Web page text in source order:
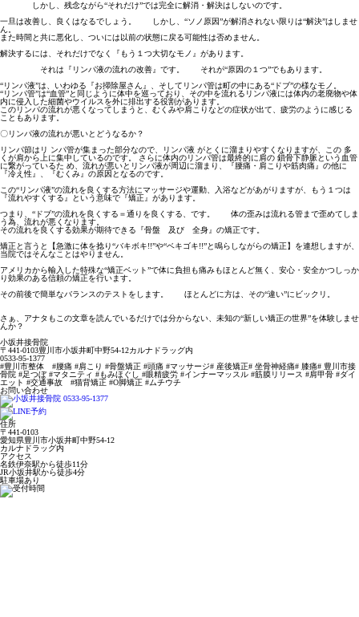
しかし、残念ながら“それだけ”では完全に解消・解決はしないのです。
一旦は改善し、良くはなるでしょう。 しかし、“ソノ原因”が解消されない限りは“解決”はしませ
ん。
また時間と共に悪化し、ついには以前の状態に戻る可能性は否めません。
解決するには、それだけでなく『もう１つ大切なモノ』があります。
それは『リンパ液の流れの改善』です。 それが“原因の１つ”でもあります。
“リンパ液”は、いわゆる『お掃除屋さん』、そしてリンパ管は町の中にある“ドブ”の様なモノ。
“リンパ管”は“血管”と同じように体中を巡っており、その中を流れるリンパ液には体内の老廃物や体
内に侵入した細菌やウイルスを外に排出する役割があります。
このリンパの流れが悪くなってしまうと、むくみや肩こりなどの症状が出て、疲労のように感じる
こともあります。
〇リンパ液の流れが悪いとどうなるか？
リンパ節はリ ンパ管が集まった部分なので、リンパ液 がとくに溜まりやすくなりますが、この 多
くが肩から上に集中しているのです。 さらに体内のリンパ管は最終的に肩の 鎖骨下静脈という血管
に繋がっているた め、流れが悪いとリンパ液が周辺に溜まり、『腰痛・肩こりや筋肉痛』の他に
『冷え性』、『むくみ』の原因となるのです。
この“リンパ液”の流れを良くする方法にマッサージや運動、入浴などがあがりますが、もう１つは
『流れやすくする』という意味で『矯正』があります。
つまり、“ドブ”の流れを良くする＝通りを良くする、です。 体の歪みは流れる管まで歪めてしま
う為、流れが悪くなります。
その流れを良くする効果が期待できる『骨盤 及び 全身』の矯正です。
矯正と言うと【急激に体を捻り“バキボキ!!”や“ベキゴキ!!”と鳴らしながらの矯正】を連想しますが、
当院ではそんなことはやりません。
アメリカから輸入した特殊な“矯正ベット”で体に負担も痛みもほとんど無く、安心・安全かつしっか
り効果のある信頼の矯正を行います。
その前後で簡単なバランスのテストをします。 ほとんどに方は、その“違い”にビックリ。
さぁ、アナタもこの文章を読んでいるだけでは分からない、未知の“新しい矯正の世界”を体験しませ
んか？
小坂井接骨院
〒441-0103豊川市小坂井町中野54-12カルナドラッグ内
0533-95-1377
#豊川市整体 #腰痛 #肩こり #骨盤矯正 #頭痛 #マッサージ# 産後矯正# 坐骨神経痛# 膝痛# 豊川市接
骨院 #足つぼ #マタニティ #もみほぐし #眼精疲労 #インナーマッスル #筋膜リリース #肩甲骨 #ダイ
エット #交通事故 #猫背矯正 #O脚矯正 #ムチウチ
お問い合わせ
住所
〒441-0103
愛知県豊川市小坂井町中野54-12
カルナドラッグ内
アクセス
名鉄伊奈駅から徒歩11分
JR小坂井駅から徒歩4分
駐車場あり